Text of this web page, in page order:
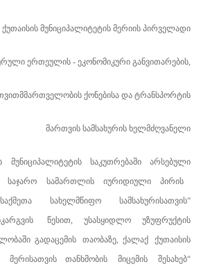
მუნიციპალიტეტის მერიის პირველადი
ერთეულის - ეკონომიკური განვითარების,
ქონებისა და ტრანსპორტის
მართვის სამსახურის ხელმძღვანელი
მუნიციპალიტეტის საკუთრებაში
არსებული
საჯარო სამართლის იურიდიული პირის
სახელმწიფო სამსახურისათვის“
წესით, უსასყიდლო უზუფრუქტის
გადაცემის თაობაზე, ქალაქ
ქუთაისის
მერისათვის თანხმობის მიცემის შესახებ“